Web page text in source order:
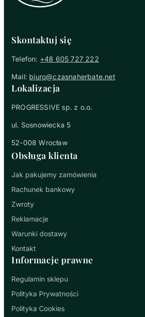
Skontaktuj się
Telefon: +48 605 727 222
Mail: biuro@czasnaherbate.net
Lokalizacja
PROGRESSIVE sp. z o.o.
ul. Sosnowiecka 5
52-008 Wrocław
Obsługa klienta
Jak pakujemy zamówienia
Rachunek bankowy
Zwroty
Reklamacje
Warunki dostawy
Kontakt
Informacje prawne
Regulamin sklepu
Polityka Prywatności
Polityka Cookies